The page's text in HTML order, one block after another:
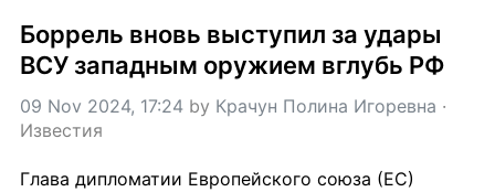
Боррель вновь выступил за удары
ВСУ западным оружием вглубь РФ
09 Nov 2024, 17:24 by Крачун Полина Игоревна
Известия
Глава дипломатии Европейского союза (ЕС)